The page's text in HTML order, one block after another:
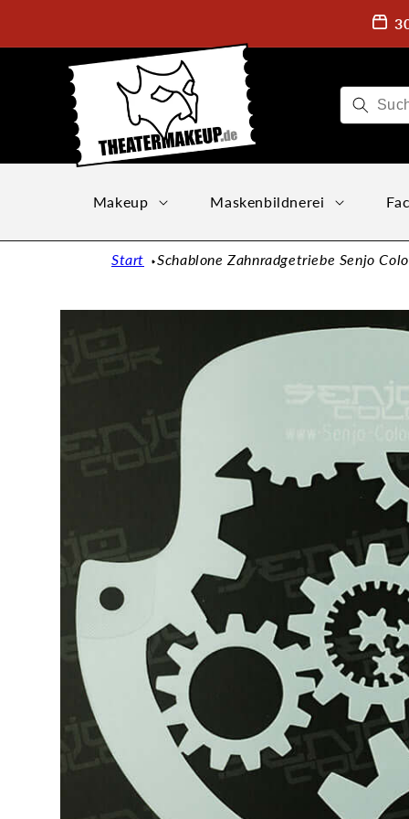
Makeup Maskenbildnerei
Start Schablone Zahnradgetriebe Senjo
Zu
Produktinformationen